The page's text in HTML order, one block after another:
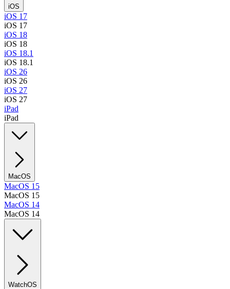
iOS
iOS 17
iOS 17
iOS 18
iOS 18
iOS 18.1
iOS 18.1
iOS 26
iOS 26
iOS 27
iOS 27
iPad
iPad
MacOS
MacOS 15
MacOS 15
MacOS 14
MacOS 14
WatchOS